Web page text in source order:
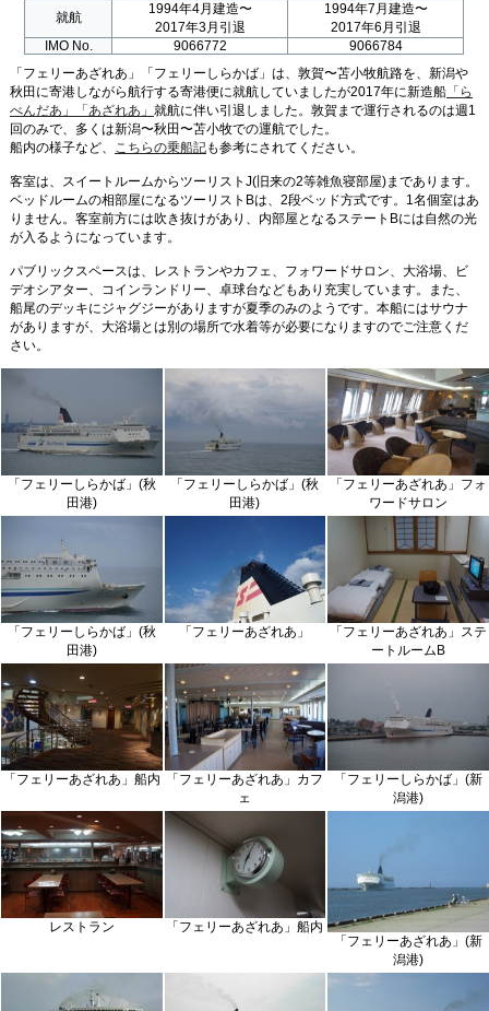
短距離航路
あの船は今？
船を眺める
船旅をもっと楽しく
Photo BBS
Text BBS
就航
1994年4月建造〜
2017年3月引退
1994年7月建造〜
2017年6月引退
IMO No.
9066772
9066784
「フェリーあざれあ」「フェリーしらかば」は、敦賀〜苫小牧航路を、新潟や
秋田に寄港しながら航行する寄港便に就航していましたが2017年に新造船「ら
べんだあ」「あざれあ」 就航に伴い引退しました。敦賀まで運行されるのは週1
回のみで、多くは新潟〜秋田〜苫小牧での運航でした。
船内の様子など、 こちらの乗船記も参考にされてください。
客室は、スイートルームからツーリストJ(旧来の2等雑魚寝部屋)まであります。
ベッドルームの相部屋になるツーリストBは、2段ベッド方式です。1名個室はあ
りません。客室前方には吹き抜けがあり、内部屋となるステートBには自然の光
が入るようになっています。
パブリックスペースは、レストランやカフェ、フォワードサロン、大浴場、ビ
デオシアター、コインランドリー、卓球台などもあり充実しています。また、
船尾のデッキにジャグジーがありますが夏季のみのようです。本船にはサウナ
がありますが、大浴場とは別の場所で水着等が必要になりますのでご注意くだ
さい。
「フェリーしらかば」(秋
田港)
「フェリーしらかば」(秋
田港)
「フェリーあざれあ」フォ
ワードサロン
「フェリーしらかば」(秋
田港)
「フェリーあざれあ」
「フェリーあざれあ」ステ
ートルームB
「フェリーあざれあ」船内
「フェリーあざれあ」カフ
ェ
「フェリーしらかば」(新
潟港)
レストラン
「フェリーあざれあ」船内
「フェリーあざれあ」(新
潟港)